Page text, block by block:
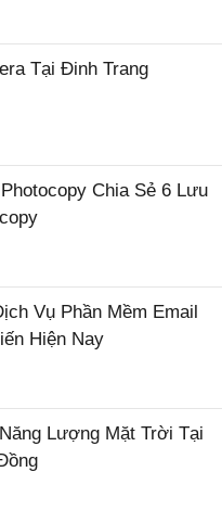
Tại Đinh Trang
Chia Sẻ 6 Lưu
Vụ Phần Mềm Email
Hiện Nay
Lượng Mặt Trời Tại